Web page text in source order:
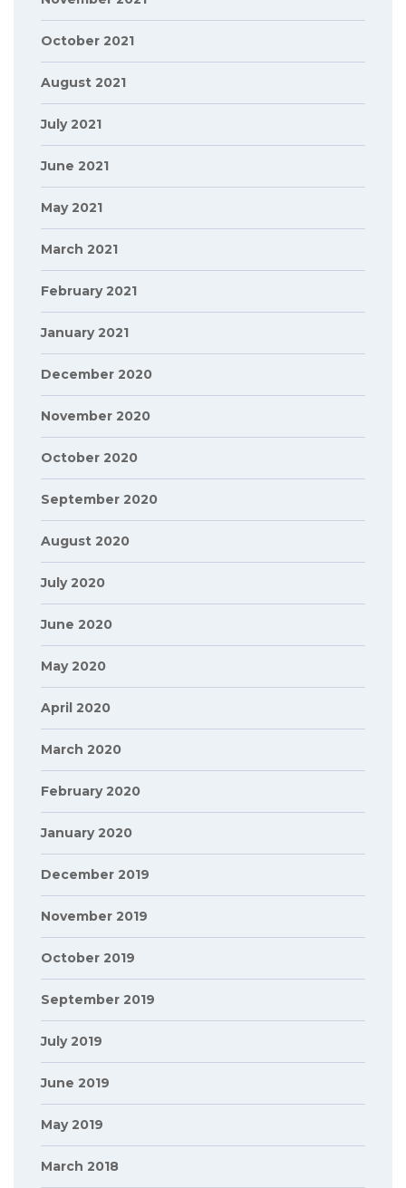
October 2021
August 2021
July 2021
June 2021
May 2021
March 2021
February 2021
January 2021
December 2020
November 2020
October 2020
September 2020
August 2020
July 2020
June 2020
May 2020
April 2020
March 2020
February 2020
January 2020
December 2019
November 2019
October 2019
September 2019
July 2019
June 2019
May 2019
March 2018